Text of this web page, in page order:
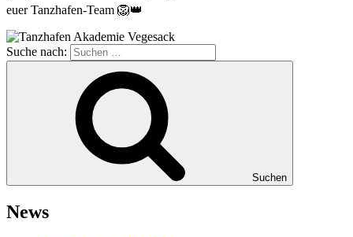
euer Tanzhafen-Team 🦁👑
Suche nach:
Suchen
News